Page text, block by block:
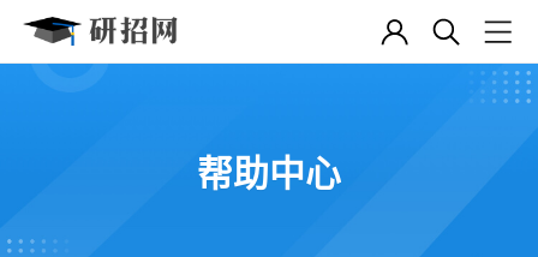
帮助中心